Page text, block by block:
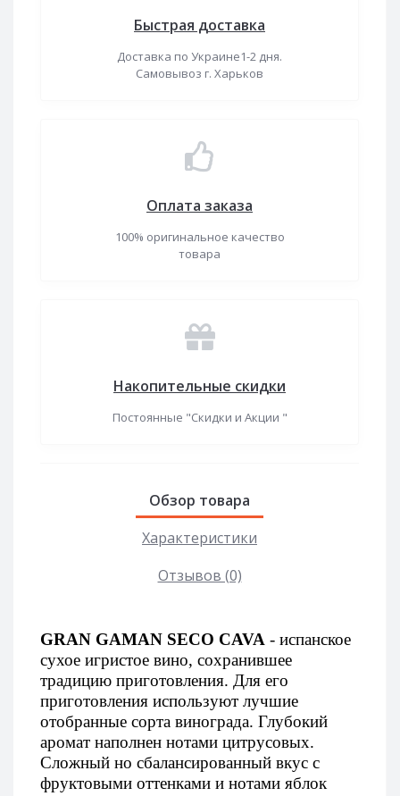
Быстрая доставка
Доставка по Украине1-2 дня.
Самовывоз г. Харьков
Оплата заказа
100% оригинальное качество
товара
Накопительные скидки
Постоянные "Скидки и Акции "
Обзор товара
Характеристики
Отзывов (0)
GRAN GAMAN SECO CAVA - испанское
сухое игристое вино, сохранившее
традицию приготовления. Для его
приготовления используют лучшие
отобранные сорта винограда. Глубокий
аромат наполнен нотами цитрусовых.
Сложный но сбалансированный вкус с
фруктовыми оттенками и нотами яблок